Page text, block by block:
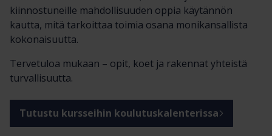
kiinnostuneille mahdollisuuden oppia käytännön
kautta, mitä tarkoittaa toimia osana monikansallista
kokonaisuutta.
Tervetuloa mukaan – opit, koet ja rakennat yhteistä
turvallisuutta.
Tutustu kursseihin koulutuskalenterissa